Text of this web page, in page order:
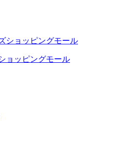
ョッピングモール